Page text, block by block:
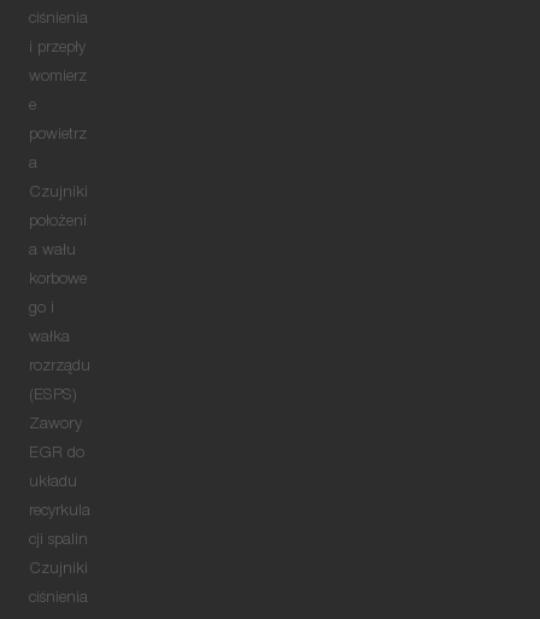
ciśnienia
i przepły
womierz
e
powietrz
a
Czujniki
położeni
a wału
korbowe
go i
wałka
rozrządu
(ESPS)
Zawory
EGR do
układu
recyrkula
cji spalin
Czujniki
ciśnienia